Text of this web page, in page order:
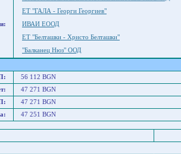
ЕТ "ГАЛА - Георги Георгиев"
ИВАИ ЕООД
ЕТ "Белташки - Христо Белташки"
"Балканец Нюз" ООД
56 112 BGN
47 271 BGN
47 271 BGN
47 251 BGN